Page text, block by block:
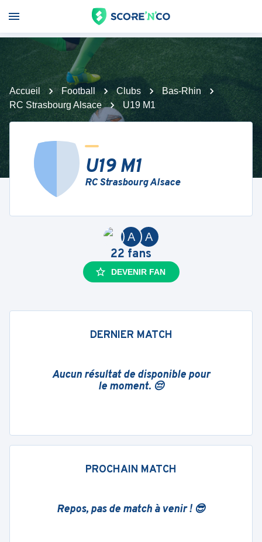
Accueil Football Clubs
Bas-Rhin
RC Strasbourg Alsace
U19 M1
U19 M1
RC Strasbourg Alsace
A
A
22 fans
DEVENIR FAN
DERNIER MATCH
Aucun résultat de disponible pour
le moment. 😔
PROCHAIN MATCH
Repos, pas de match à venir ! 😎